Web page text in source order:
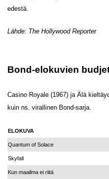
edestä.
Lähde: The Hollywood Reporter
Bond-elokuvien
Casino Royale (1967) ja Älä
kuin ns. virallinen Bond-sarja.
ELOKUVA
Quantum of Solace
Skyfall
Kun maailma ei riitä